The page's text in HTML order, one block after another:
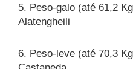
5. Peso-galo (até 61,2
Alatengheili
6. Peso-leve (até 70,3